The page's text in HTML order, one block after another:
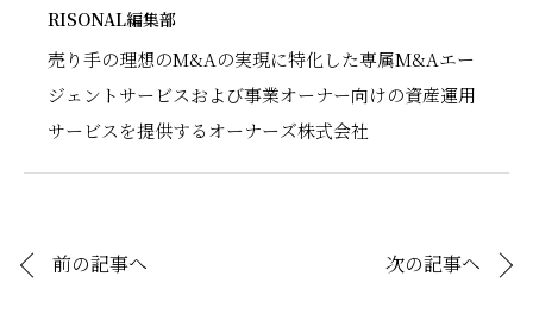
RISONAL編集部
売り手の理想のM&Aの実現に特化した専属M&Aエー
ジェントサービスおよび事業オーナー向けの資産運用
サービスを提供するオーナーズ株式会社
前の記事へ 次の記事へ